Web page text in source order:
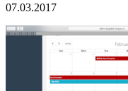
07.03.2017